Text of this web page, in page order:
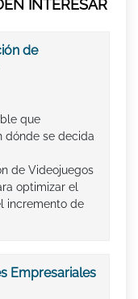
INTERESAR
de
que
dónde se decida
de Videojuegos
optimizar el
incremento de
Empresariales